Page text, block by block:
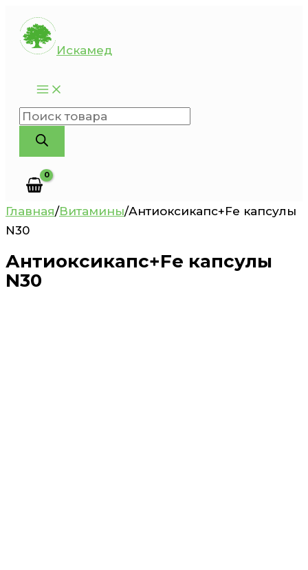
Перейти
содержимому
Искамед
Поиск
товаров
Главная/Витамины/Антиоксикапс+Fe капсулы
N30
Антиоксикапс+Fe капсулы
N30